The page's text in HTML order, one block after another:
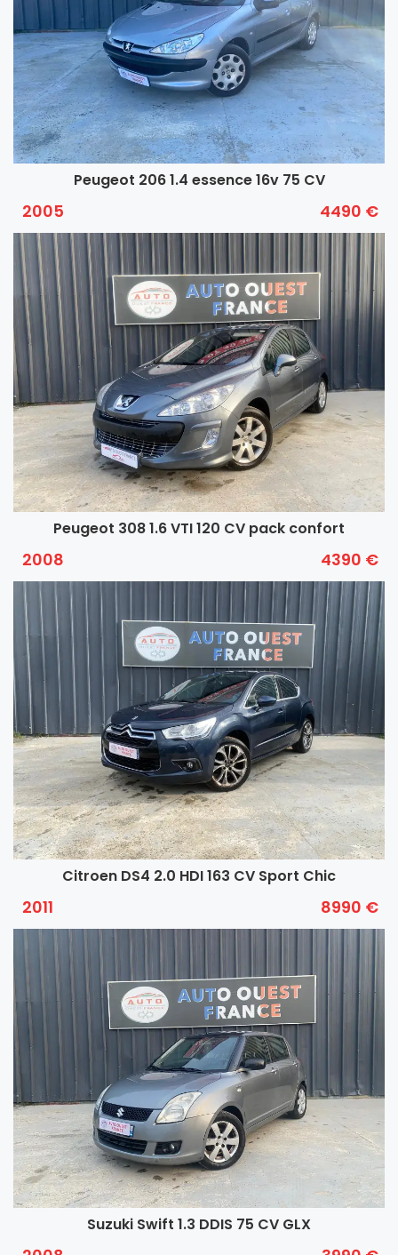
Peugeot 206 1.4 essence 16v 75 CV
2005 4490 €
Peugeot 308 1.6 VTI 120 CV pack confort
2008 4390 €
Citroen DS4 2.0 HDI 163 CV Sport Chic
2011 8990 €
Suzuki Swift 1.3 DDIS 75 CV GLX